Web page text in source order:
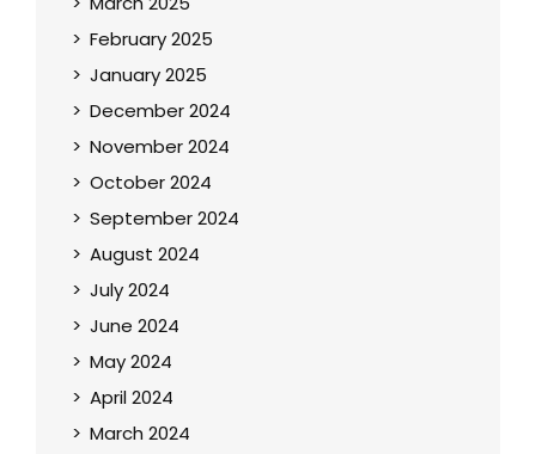
February 2025
January 2025
December 2024
November 2024
October 2024
September 2024
August 2024
July 2024
June 2024
May 2024
April 2024
March 2024